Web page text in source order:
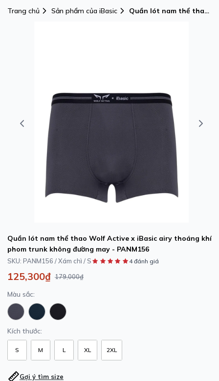
Trang chủ Sản phẩm của iBasic
Quần lót nam thể thao
Quần lót nam thể thao Wolf Active x iBasic airy thoáng khí
phom trunk không đường may - PANM156
SKU: PANM156 / Xám chì / S 4 đánh giá
125,300₫ 179,000₫
Màu sắc:
Kích thước:
S M L XL 2XL
Gợi ý tìm size